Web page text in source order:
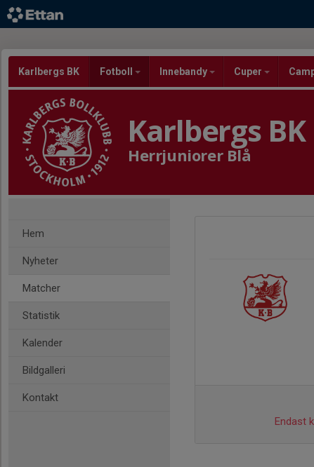
Karlbergs BK Fotboll Innebandy Cuper
Karlbergs BK
Herrjuniorer Blå
Hem
Nyheter
Matcher
Statistik
Kalender
Bildgalleri
Kontakt
Endast